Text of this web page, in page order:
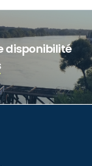
disponibilité